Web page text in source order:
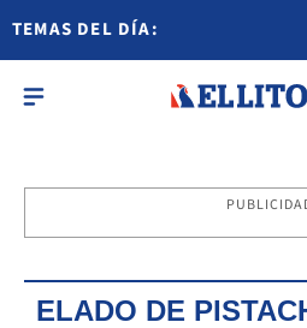
TEMAS DEL DÍA:
ELADO DE